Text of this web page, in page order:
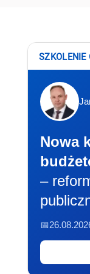
SZKOLENIE
Nowa
–